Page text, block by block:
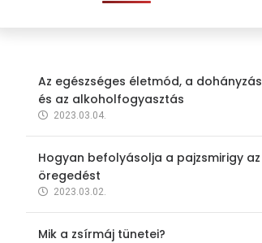
Az egészséges életmód, a dohányzás
és az alkoholfogyasztás
2023.03.04.
Hogyan befolyásolja a pajzsmirigy az
öregedést
2023.03.02.
Mik a zsírmáj tünetei?